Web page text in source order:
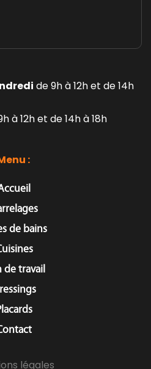
:
de bains
de travail
de 9h à 12h et de 14h
à 12h et de 14h à 18h
légales